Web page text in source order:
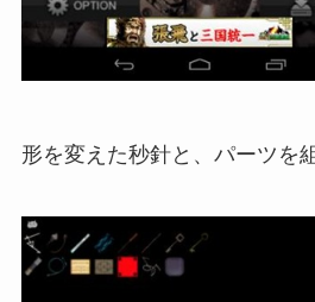
形を変えた秒針と、パーツを